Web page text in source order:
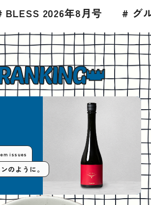
# グルメ # 高山 #
issues
のように。